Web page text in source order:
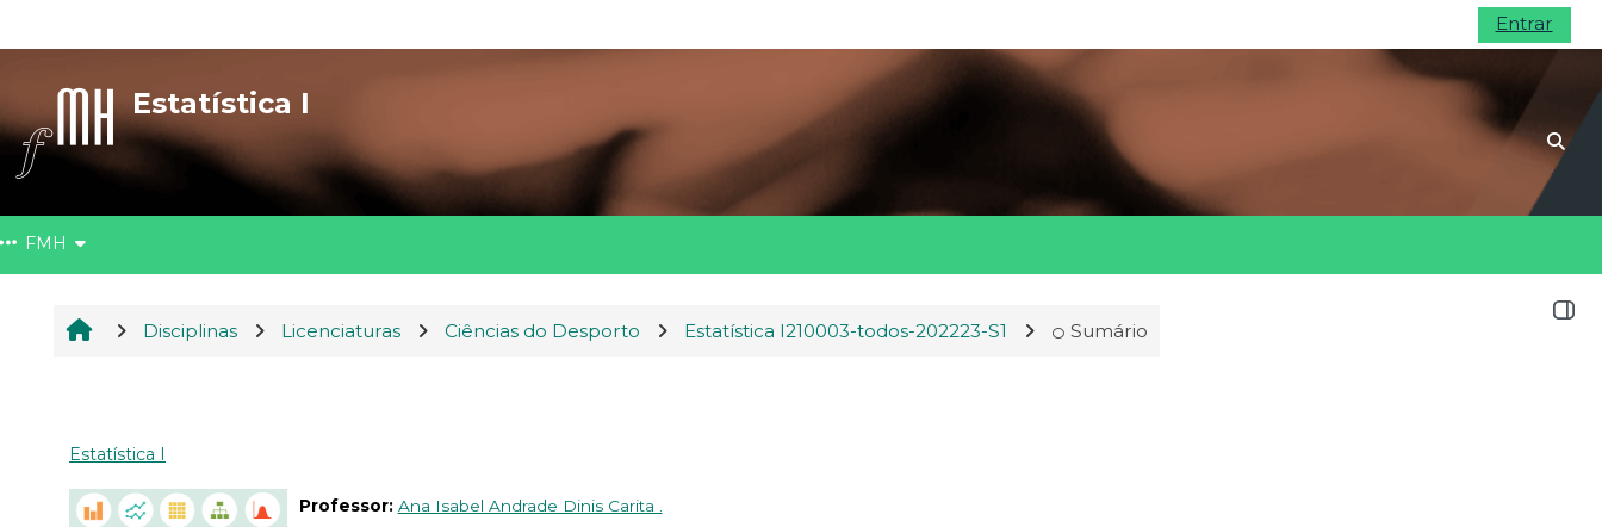
Entrar
Estatística I
FMH
Abrir
Disciplinas
Licenciaturas Ciências do Desporto Estatística I210003-todos-202223-S1 Sumário
Estatística I
Professor: Ana Isabel Andrade Dinis Carita .